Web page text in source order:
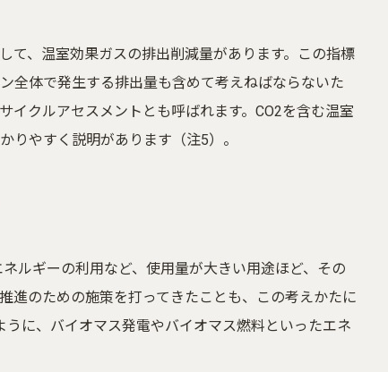
て、温室効果ガスの排出削減量があります。この指標
全体で発生する排出量も含めて考えねばならないた
イクルアセスメントとも呼ばれます。CO2を含む温室
りやすく説明があります（注5）。
ルギーの利用など、使用量が大きい用途ほど、その
進のための施策を打ってきたことも、この考えかたに
に、バイオマス発電やバイオマス燃料といったエネ